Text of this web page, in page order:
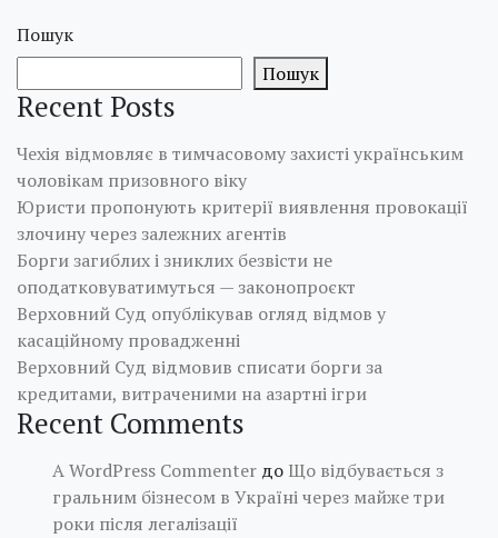
Пошук
Пошук
Recent Posts
Чехія відмовляє в тимчасовому захисті українським
чоловікам призовного віку
Юристи пропонують критерії виявлення провокації
злочину через залежних агентів
Борги загиблих і зниклих безвісти не
оподатковуватимуться — законопроєкт
Верховний Суд опублікував огляд відмов у
касаційному провадженні
Верховний Суд відмовив списати борги за
кредитами, витраченими на азартні ігри
Recent Comments
A WordPress Commenter до Що відбувається з
гральним бізнесом в Україні через майже три
роки після легалізації